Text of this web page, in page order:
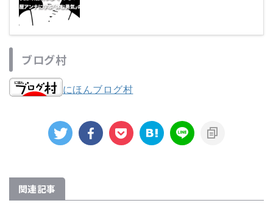
ブログ村
にほんブログ村
関連記事